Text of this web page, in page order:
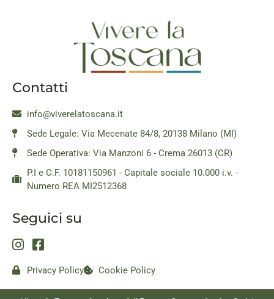
Contatti
info@viverelatoscana.it
Sede Legale: Via Mecenate 84/8, 20138 Milano (MI)
Sede Operativa: Via Manzoni 6 - Crema 26013 (CR)
P.I e C.F. 10181150961 - Capitale sociale 10.000 i.v. -
Numero REA MI2512368
Seguici su
Privacy Policy Cookie Policy